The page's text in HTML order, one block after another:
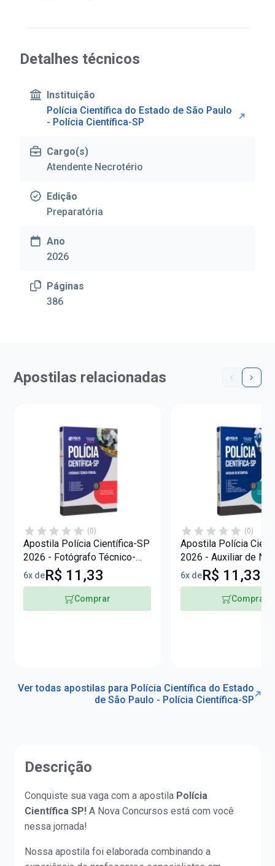
Detalhes técnicos
Instituição
Polícia Científica do Estado de São Paulo
- Polícia Científica-SP
Cargo(s)
Atendente Necrotério
Edição
Preparatória
Ano
2026
Páginas
386
Apostilas relacionadas
(0)
Apostila Polícia Científica-SP
2026 - Fotógrafo Técnico-
Pericial
6x deR$ 11,33
Comprar
(0)
Apostila Polícia
2026 - Auxiliar de
6x deR$ 11,33
Comprar
Ver todas apostilas para Polícia Científica do Estado
de São Paulo - Polícia Científica-SP
Descrição
Conquiste sua vaga com a apostila Polícia
Científica SP! A Nova Concursos está com você
nessa jornada!
Nossa apostila foi elaborada combinando a